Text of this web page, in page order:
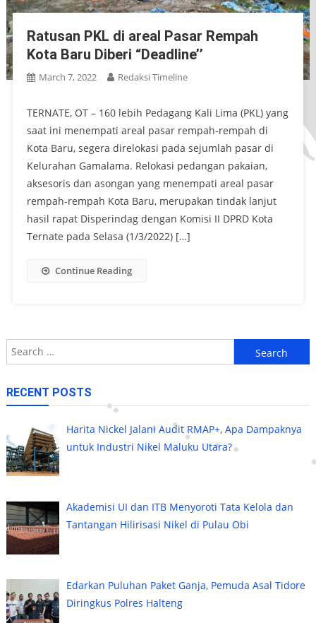
Ratusan PKL di areal Pasar Rempah
Kota Baru Diberi “Deadline’’
March 7, 2022 Redaksi Timeline
TERNATE, OT – 160 lebih Pedagang Kali Lima (PKL) yang
saat ini menempati areal pasar rempah-rempah di
Kota Baru, segera direlokasi pada sejumlah pasar di
Kelurahan Gamalama. Relokasi pedangan pakaian,
aksesoris dan asongan yang menempati areal pasar
rempah-rempah Kota Baru, merupakan tindak lanjut
hasil rapat Disperindag dengan Komisi II DPRD Kota
Ternate pada Selasa (1/3/2022) […]
Continue Reading
Search
for:
RECENT POSTS
Harita Nickel Jalani Audit RMAP+, Apa Dampaknya
untuk Industri Nikel Maluku Utara?
Akademisi UI dan ITB Menyoroti Tata Kelola dan
Tantangan Hilirisasi Nikel di Pulau Obi
Edarkan Puluhan Paket Ganja, Pemuda Asal Tidore
Diringkus Polres Halteng